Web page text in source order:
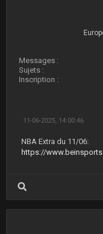
Messages :
Sujets :
Inscription :
11-06-2025, 14:00:46
NBA Extra du 11/06:
https://